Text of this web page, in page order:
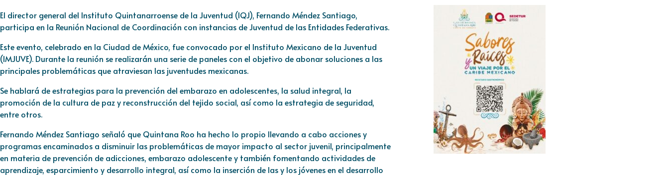
El director general del Instituto Quintanarroense de la Juventud (IQJ), Fernando Méndez Santiago,
participa en la Reunión Nacional de Coordinación con instancias de Juventud de las Entidades Federativas.
Este evento, celebrado en la Ciudad de México, fue convocado por el Instituto Mexicano de la Juventud
(IMJUVE). Durante la reunión se realizarán una serie de paneles con el objetivo de abonar soluciones a las
principales problemáticas que atraviesan las juventudes mexicanas.
Se hablará de estrategias para la prevención del embarazo en adolescentes, la salud integral, la
promoción de la cultura de paz y reconstrucción del tejido social, así como la estrategia de seguridad,
entre otros.
Fernando Méndez Santiago señaló que Quintana Roo ha hecho lo propio llevando a cabo acciones y
programas encaminados a disminuir las problemáticas de mayor impacto al sector juvenil, principalmente
en materia de prevención de adicciones, embarazo adolescente y también fomentando actividades de
aprendizaje, esparcimiento y desarrollo integral, así como la inserción de las y los jóvenes en el desarrollo